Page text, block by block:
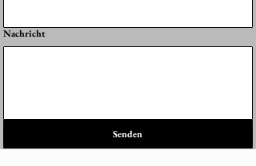
Nachricht
Senden